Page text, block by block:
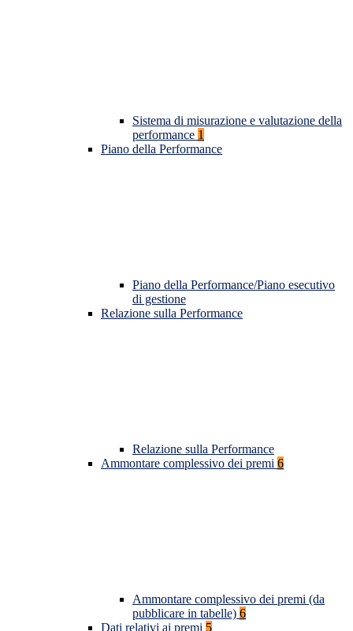
Sistema di misurazione e valutazione della
performance 1
Piano della Performance
Piano della Performance/Piano esecutivo
di gestione
Relazione sulla Performance
Relazione sulla Performance
Ammontare complessivo dei premi 6
Ammontare complessivo dei premi (da
pubblicare in tabelle) 6
Dati relativi ai premi 5